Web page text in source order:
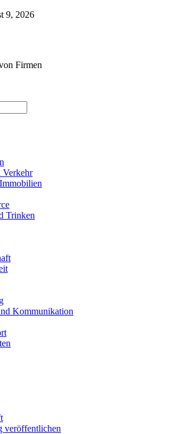
9, 2026
Firmen
Verkehr
Trinken
Kommunikation
veröffentlichen